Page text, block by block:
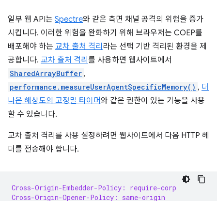
일부 웹 API는 Spectre와 같은 측면 채널 공격의 위험을 증가
시킵니다. 이러한 위험을 완화하기 위해 브라우저는 COEP를
배포해야 하는 교차 출처 격리 라는 선택 기반 격리된 환경을 제
공합니다. 교차 출처 격리 를 사용하면 웹사이트에서
SharedArrayBuffer ,
performance.measureUserAgentSpecificMemory() , 더
나은 해상도의 고정밀 타이머와 같은 권한이 있는 기능을 사용
할 수 있습니다.
교차 출처 격리를 사용 설정하려면 웹사이트에서 다음 HTTP 헤
더를 전송해야 합니다.
Cross-Origin-Embedder-Policy: require-corp
Cross-Origin-Opener-Policy: same-origin